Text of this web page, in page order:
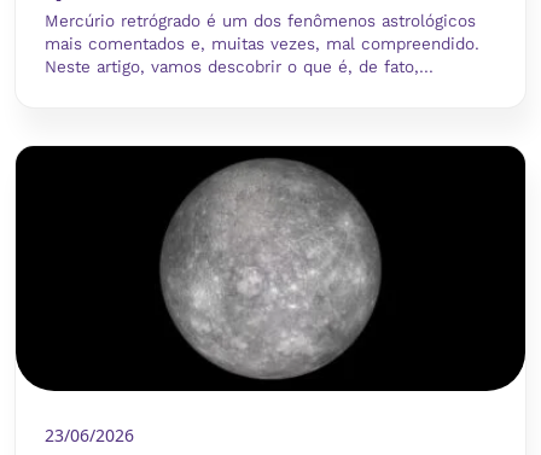
Mercúrio retrógrado é um dos fenômenos astrológicos
mais comentados e, muitas vezes, mal compreendido.
Neste artigo, vamos descobrir o que é, de fato,...
23/06/2026